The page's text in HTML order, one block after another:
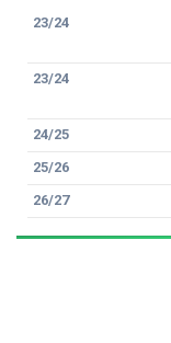
23/24
23/24
24/25
25/26
26/27